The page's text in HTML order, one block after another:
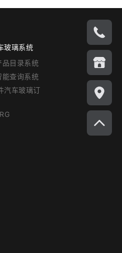
玻璃系统
品目录系统
能查询系统
汽车玻璃订